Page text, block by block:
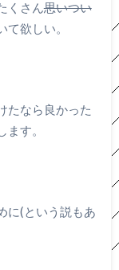
くさん思いつい
欲しい。
たなら良かった
す。
に(という説もあ